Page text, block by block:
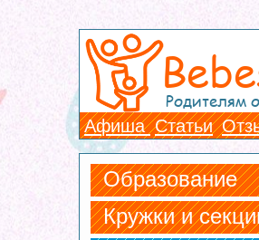
Родителям
Афиша Статьи
Образование
Кружки и